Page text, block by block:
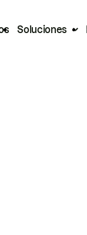
Soluciones